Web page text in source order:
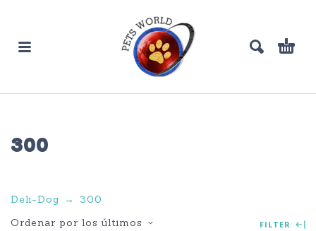
300
Deli-Dog
300
Ordenar por los últimos
FILTER